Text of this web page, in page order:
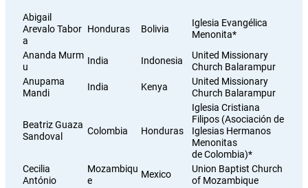
Abigail
Arevalo Tabor
a
Honduras Bolivia
Iglesia Evangélica
Menonita*
Ananda Murm
u
India Indonesia
United Missionary
Church Balarampur
Anupama
Mandi
India Kenya
United Missionary
Church Balarampur
Beatriz Guaza
Sandoval
Colombia Honduras
Iglesia Cristiana
Filipos (Asociación de
Iglesias Hermanos
Menonitas
de Colombia)*
Cecilia
António
Mozambiqu
e
Mexico
Union Baptist Church
of Mozambique